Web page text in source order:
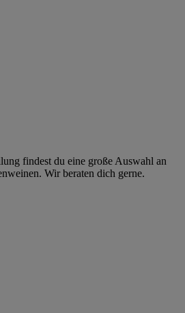
findest du eine große Auswahl an
Wir beraten dich gerne.